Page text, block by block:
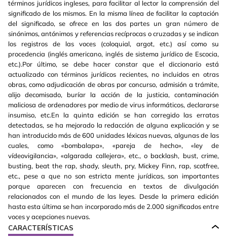
términos jurídicos ingleses, para facilitar al lector la comprensión del
significado de los mismos. En la misma línea de facilitar la captación
del significado, se ofrece en las dos partes un gran número de
sinónimos, antónimos y referencias recíprocas o cruzadas y se indican
los registros de las voces (coloquial, argot, etc.) así como su
procedencia (inglés americano, inglés de sistema jurídico de Escocia,
etc.).Por último, se debe hacer constar que el diccionario está
actualizado con términos jurídicos recientes, no incluidos en otras
obras, como adjudicación de obras por concurso, admisión a trámite,
alijo decomisado, buríar la acción de la justicia, contaminación
maliciosa de ordenadores por medio de virus informáticos, declararse
insumiso, etc.En la quinta edición se han corregido las erratas
detectadas, se ha mejorado la redacción de alguna explicación y se
han introducido más de 600 unidades léxicas nuevas, algunas de las
cuales, como «bombalapa», «pareja de hecho», «ley de
vídeovigilancia», «algarada callejera», etc., o backlash, bust, crime,
busting, beat the rap, shady, sleuth, pry, Mickey Finn, rap, scotfree,
etc., pese a que no son estricta mente jurídicas, son importantes
porque aparecen con frecuencia en textos de divulgación
relacionados con el mundo de las leyes. Desde la primera edición
hasta esta última se han incorporado más de 2.000 significados entre
voces y acepciones nuevas.
CARACTERÍSTICAS